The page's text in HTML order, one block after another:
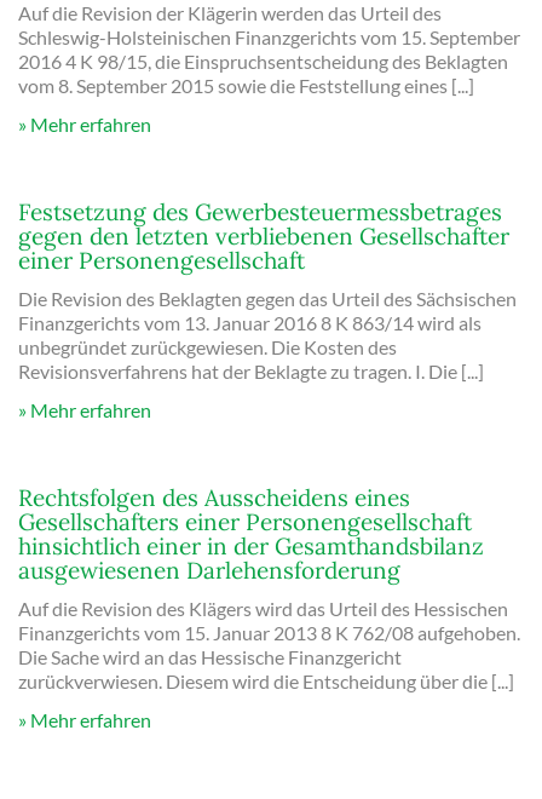
Auf die Revision der Klägerin werden das Urteil des
Schleswig-Holsteinischen Finanzgerichts vom 15. September
2016 4 K 98/15, die Einspruchsentscheidung des Beklagten
vom 8. September 2015 sowie die Feststellung eines [...]
Mehr erfahren
Festsetzung des Gewerbesteuermessbetrages
gegen den letzten verbliebenen Gesellschafter
einer Personengesellschaft
Die Revision des Beklagten gegen das Urteil des Sächsischen
Finanzgerichts vom 13. Januar 2016 8 K 863/14 wird als
unbegründet zurückgewiesen. Die Kosten des
Revisionsverfahrens hat der Beklagte zu tragen. I. Die [...]
Mehr erfahren
Rechtsfolgen des Ausscheidens eines
Gesellschafters einer Personengesellschaft
hinsichtlich einer in der Gesamthandsbilanz
ausgewiesenen Darlehensforderung
Auf die Revision des Klägers wird das Urteil des Hessischen
Finanzgerichts vom 15. Januar 2013 8 K 762/08 aufgehoben.
Die Sache wird an das Hessische Finanzgericht
zurückverwiesen. Diesem wird die Entscheidung über die [...]
Mehr erfahren